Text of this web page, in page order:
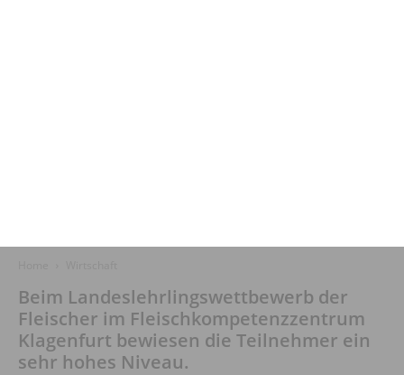
Beim Landeslehrlingswettbewerb der
Fleischer im Fleischkompetenzzentrum
Klagenfurt bewiesen die Teilnehmer ein
sehr hohes Niveau.